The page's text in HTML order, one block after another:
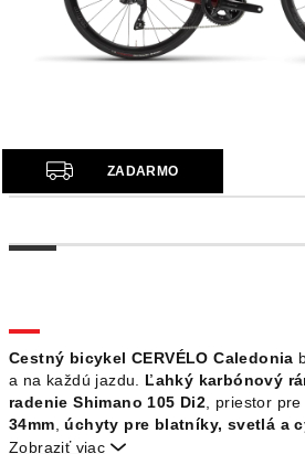
Cestný bicykel CERVÉLO Caledonia
a na každú jazdu. Ľahký karbónový
radenie Shimano 105 Di2, priestor pre
34mm,úchyty pre blatníky, svetlá a
Zobraziť viac 
Z
A
A
ZADARMO